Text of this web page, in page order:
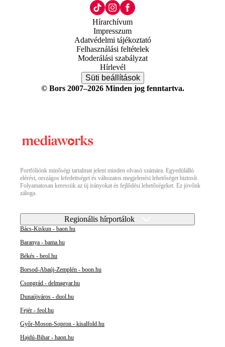
Hírarchívum
Impresszum
Adatvédelmi tájékoztató
Felhasználási feltételek
Moderálási szabályzat
Hírlevél
Süti beállítások
© Bors 2007–2026 Minden jog fenntartva.
Portfóliónk minőségi tartalmat jelent minden olvasó számára. Egyedülálló
elérést, országos lefedettséget és változatos megjelenési lehetőséget biztosít.
Folyamatosan keressük az új irányokat és fejlődési lehetőségeket. Ez jövőnk
záloga.
Regionális hírportálok
Bács-Kiskun - baon.hu
Baranya - bama.hu
Békés - beol.hu
Borsod-Abaúj-Zemplén - boon.hu
Csongrád - delmagyar.hu
Dunaújváros - duol.hu
Fejér - feol.hu
Győr-Moson-Sopron - kisalfold.hu
Hajdú-Bihar - haon.hu